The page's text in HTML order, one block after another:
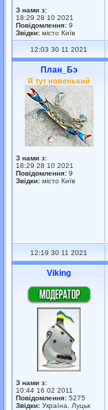
З нами з:
18:29 28 10 2021
Повідомлення: 9
Звідки: місто Київ
12:03 30 11 2021
План_Бэ
Я тут новенький
З нами з:
18:29 28 10 2021
Повідомлення: 9
Звідки: місто Київ
12:19 30 11 2021
Viking
З нами з:
10:44 16 02 2011
Повідомлення: 5275
Звідки: Україна, Луцьк